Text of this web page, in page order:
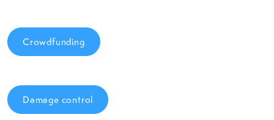
Crowdfunding
Damage control